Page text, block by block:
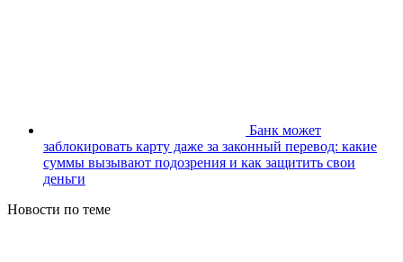
Банк может
заблокировать карту даже за законный перевод: какие
суммы вызывают подозрения и как защитить свои
деньги
Новости по теме